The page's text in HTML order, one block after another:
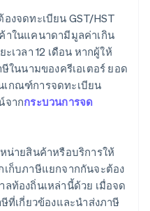
งจดทะเบียน GST/HST
าในแคนาดามีมูลค่าเกิน
เวลา 12 เดือน หากผู้ให้
ในนามของครีเอเตอร์ ยอด
เกณฑ์การจดทะเบียน
จากกระบวนการจด
น่ายสินค้าหรือบริการให้
ก็บภาษีแยกจากกันจะต้อง
ท้องถิ่นเหล่านี้ด้วย เมื่อจด
ที่เกี่ยวข้องและนําส่งภาษี